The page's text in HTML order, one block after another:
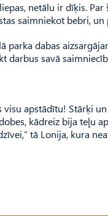
netālu ir dīķis.
saimniekot bebri,
parka dabas
darbus savā
visu apstādītu! Stārķi
kādreiz bija teļu
tā Lonija, kura